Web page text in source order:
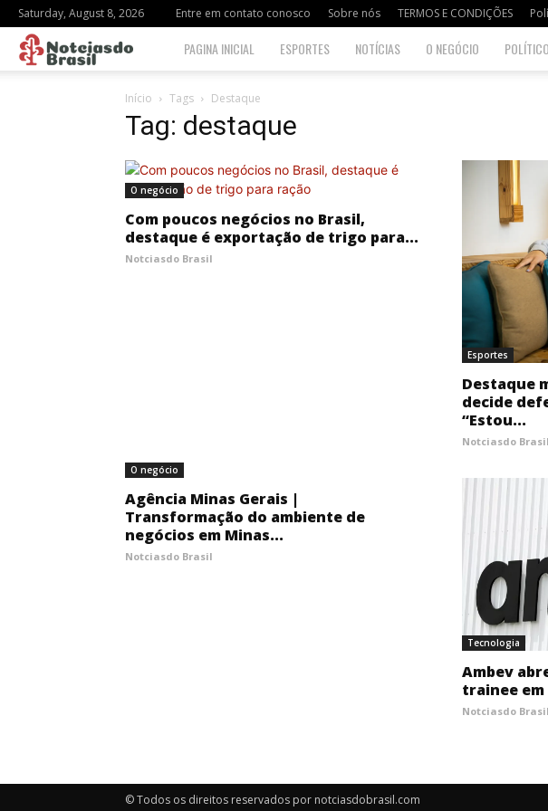
Saturday, August 8, 2026 Entre em contato conosco Sobre nós TERMOS E CONDIÇÕES
Notciasdo
Brasil
PAGINA INICIAL ESPORTES NOTÍCIAS O NEGÓCIO POLÍTICO
Início Tags Destaque
Tag: destaque
O negócio
Com poucos negócios no Brasil,
destaque é exportação de trigo para...
Notciasdo Brasil
Esportes
Destaque
decide
“Estou...
Notciasdo Brasil
O negócio
Agência Minas Gerais |
Transformação do ambiente de
negócios em Minas...
Notciasdo Brasil
Tecnologia
Ambev
trainee
Notciasdo Brasil
© Todos os direitos reservados por notciasdobrasil.com